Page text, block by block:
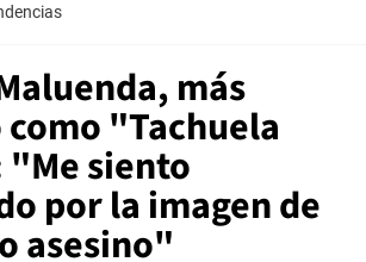
más
"Tachuela
siento
por la imagen de
asesino"